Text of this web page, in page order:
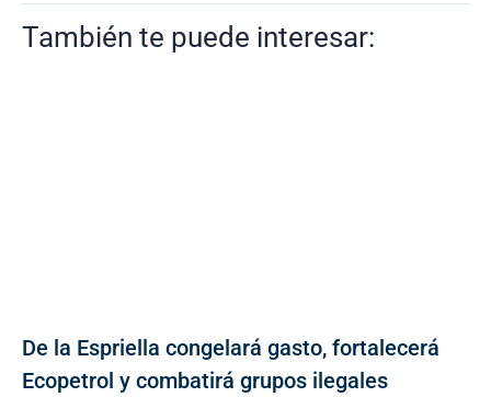
También te puede interesar:
De la Espriella congelará gasto, fortalecerá
Ecopetrol y combatirá grupos ilegales